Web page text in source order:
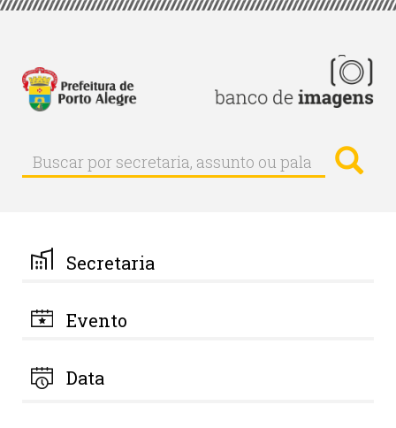
Pular
principal
Buscar
Buscar
por
palavra-
chave
Secretaria
Evento
Data